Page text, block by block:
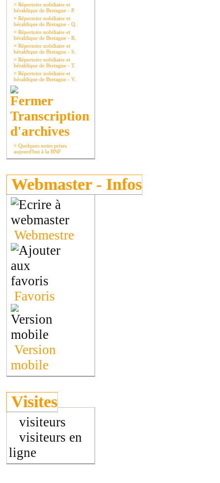
¤ Répertoire nobiliaire et
héraldique de Bretagne - P.
¤ Répertoire nobiliaire et
héraldique de Bretagne - Q.
¤ Répertoire nobiliaire et
héraldique de Bretagne - R.
¤ Répertoire nobiliaire et
héraldique de Bretagne - S.
¤ Répertoire nobiliaire et
héraldique de Bretagne - T.
¤ Répertoire nobiliaire et
héraldique de Bretagne - V.
Transcription
d'archives
¤ Quelques notes prises
aujourd'hui à la BNF
Webmaster - Infos
Webmestre
Favoris
Version
mobile
Visites
visiteurs
visiteurs en
ligne